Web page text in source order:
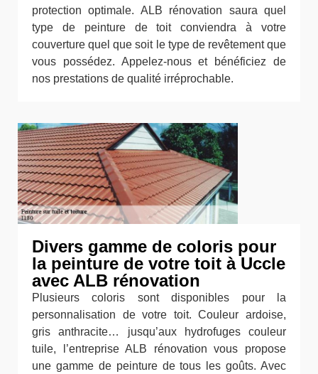
protection optimale. ALB rénovation saura quel
type de peinture de toit conviendra à votre
couverture quel que soit le type de revêtement que
vous possédez. Appelez-nous et bénéficiez de
nos prestations de qualité irréprochable.
Divers gamme de coloris pour
la peinture de votre toit à Uccle
avec ALB rénovation
Plusieurs coloris sont disponibles pour la
personnalisation de votre toit. Couleur ardoise,
gris anthracite… jusqu’aux hydrofuges couleur
tuile, l’entreprise ALB rénovation vous propose
une gamme de peinture de tous les goûts. Avec